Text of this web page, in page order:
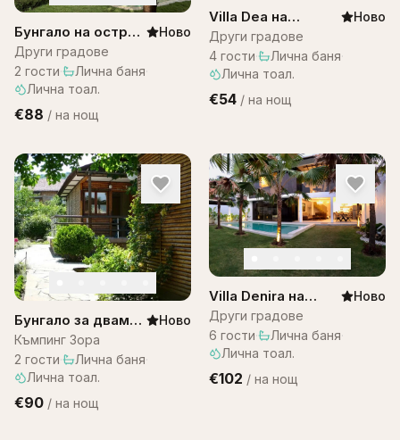
Бунгало на остров
Бали в комплекс
Bali Lagoon
Ново
Други градове
2 гости· Лична баня·
Лична тоал.
€88 / на нощ
Villa Dea на
Остров Бали
Ново
Други градове
4 гости· Лична баня·
Лична тоал.
€54 / на нощ
Бунгало за двама–
къмпинг ЗОРА
Ново
Къмпинг Зора
2 гости· Лична баня·
Лична тоал.
€90 / на нощ
Villa Denira на
Остров Бали
Ново
Други градове
6 гости· Лична баня·
Лична тоал.
€102 / на нощ